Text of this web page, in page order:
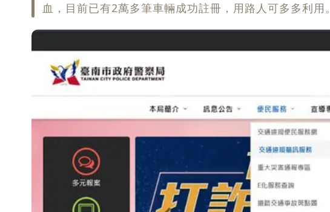
血，目前已有2萬多筆車輛成功註冊，用路人可多多利用。